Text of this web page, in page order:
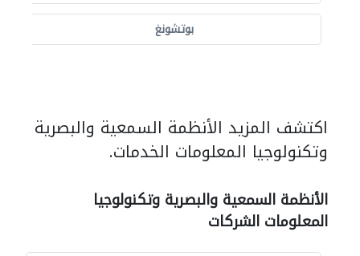
بوتشونغ
اكتشف المزيد الأنظمة السمعية والبصرية
وتكنولوجيا المعلومات الخدمات.
الأنظمة السمعية والبصرية وتكنولوجيا
المعلومات الشركات